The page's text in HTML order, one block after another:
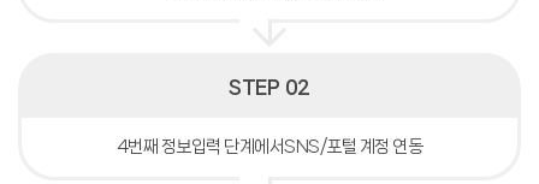
STEP 02
4번째 정보입력 단계에서SNS/포털 계정 연동